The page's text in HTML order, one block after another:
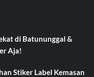
di Batununggal &
Aja!
Stiker Label Kemasan